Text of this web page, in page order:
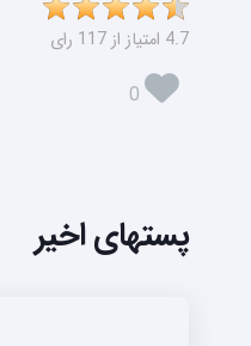
4.7 امتیاز از 117 رای
0
پستهای اخیر